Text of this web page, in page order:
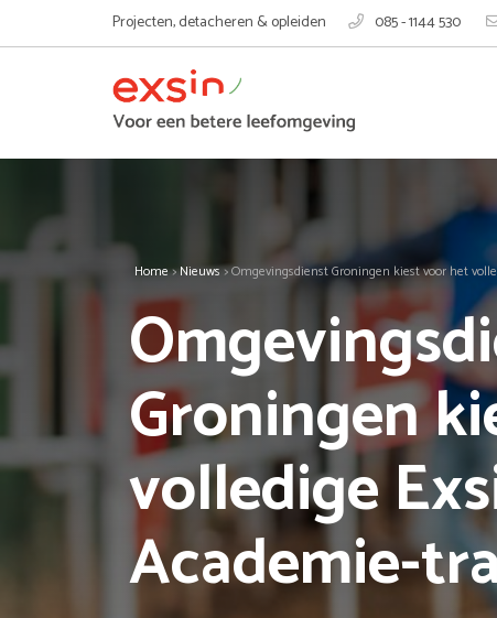
Projecten, detacheren & opleiden 085 - 1144 530
Home>Nieuws>Omgevingsdienst Groningen kiest voor het
Groningen
volledige
Academie-